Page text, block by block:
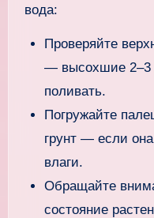
вода:
Проверяйте
— высохшие 2–3
поливать.
Погружайте
грунт — если
влаги.
Обращайте
состояние